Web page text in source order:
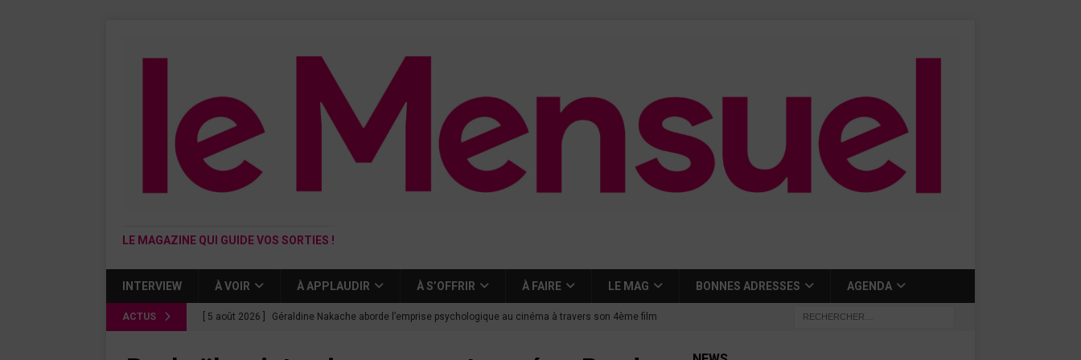
LE MAGAZINE QUI GUIDE VOS SORTIES !
INTERVIEW À VOIR À APPLAUDIR À S’OFFRIR À FAIRE LE MAG BONNES ADRESSES AGENDA
ACTUS [ 5 août 2026 ] Géraldine Nakache aborde l’emprise psychologique au cinéma à travers son 4ème film